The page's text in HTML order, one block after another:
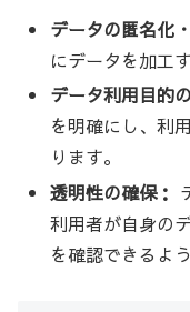
データの匿名化
にデータを加工
データ利用目的
を明確にし、利
ります。
透明性の確保：
利用者が自身の
を確認できるよ